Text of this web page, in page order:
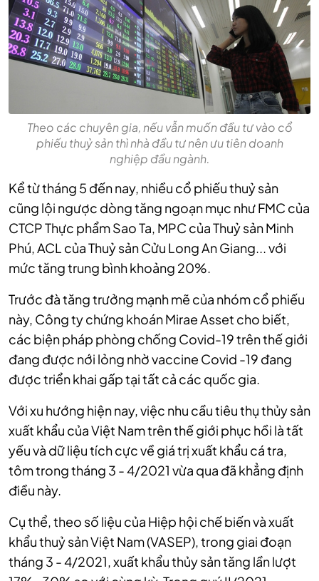
Theo các chuyên gia, nếu vẫn muốn đầu tư vào cổ
phiếu thuỷ sản thì nhà đầu tư nên ưu tiên doanh
nghiệp đầu ngành.
Kể từ tháng 5 đến nay, nhiều cổ phiếu thuỷ sản
cũng lội ngược dòng tăng ngoạn mục như FMC của
CTCP Thực phẩm Sao Ta, MPC của Thuỷ sản Minh
Phú, ACL của Thuỷ sản Cửu Long An Giang... với
mức tăng trung bình khoảng 20%.
Trước đà tăng trưởng mạnh mẽ của nhóm cổ phiếu
này, Công ty chứng khoán Mirae Asset cho biết,
các biện pháp phòng chống Covid-19 trên thế giới
đang được nới lỏng nhờ vaccine Covid -19 đang
được triển khai gấp tại tất cả các quốc gia.
Với xu hướng hiện nay, việc nhu cầu tiêu thụ thủy sản
xuất khẩu của Việt Nam trên thế giới phục hồi là tất
yếu và dữ liệu tích cực về giá trị xuất khẩu cá tra,
tôm trong tháng 3 - 4/2021 vừa qua đã khẳng định
điều này.
Cụ thể, theo số liệu của Hiệp hội chế biến và xuất
khẩu thuỷ sản Việt Nam (VASEP), trong giai đoạn
tháng 3 - 4/2021, xuất khẩu thủy sản tăng lần lượt